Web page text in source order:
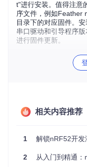
t"进行安装。值得注意
序文件，例如Feather
目录下的对应固件。
串口驱动和引导程序
进行固件更新。
核心技术栈解析
理； 应用层则通过
值得关注的是
精心设计的API封装，
业务逻辑实现。
相关内容推荐
1 解锁nRF52开发
2 从入门到精通